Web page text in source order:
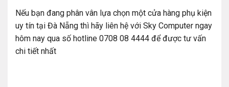
Nếu bạn đang phân vân lựa chọn một cửa hàng phụ kiện
uy tín tại Đà Nẵng thì hãy liên hệ với Sky Computer ngay
hôm nay qua số hotline 0708 08 4444 để được tư vấn
chi tiết nhất